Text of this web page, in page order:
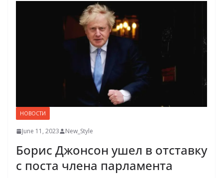
НОВОСТИ
June 11, 2023 New_Style
Борис Джонсон ушел в отставку
с поста члена парламента